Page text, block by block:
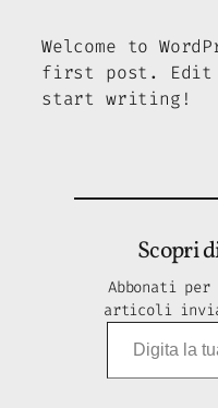
Welcome to
first post. Edit
start writing!
Scopri
Abbonati
articoli
Digita la tua e-mail…